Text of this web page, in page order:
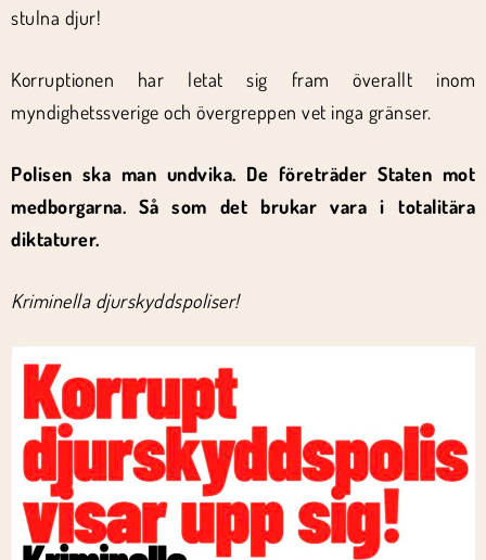
stulna djur!
Korruptionen har letat sig fram överallt inom
myndighetssverige och övergreppen vet inga gränser.
Polisen ska man undvika. De företräder Staten mot
medborgarna. Så som det brukar vara i totalitära
diktaturer.
Kriminella djurskyddspoliser!